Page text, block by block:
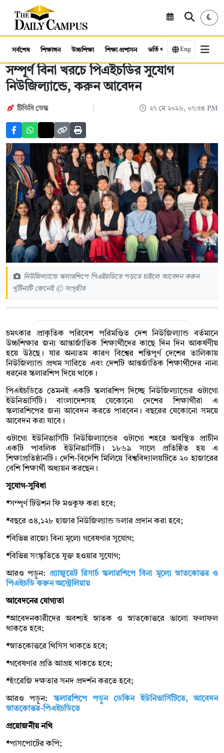
সর্বশেষ শিক্ষাঙ্গন উচ্চশিক্ষা শিক্ষা প্রশাসন ভর্তি পরীক্ষা কর্মসংস্থান
Eng
সম্পূর্ণ বিনা খরচে পিএইচডির সুযোগ
নিউজিল্যান্ডে, করুন আবেদন
টিডিসি ডেস্ক ২৭ মে ২০২৬, ০৭:৫৪ PM
নিউজিল্যান্ডে স্কলারশিপে পিএইচডিতে পড়তে চাইলে আবেদন করুন
খুঁটিনাটি জেনেই © সংগৃহীত
চমৎকার প্রাকৃতিক পরিবেশ পরিমণ্ডিত দেশ নিউজিল্যান্ড বর্তমানে
উচ্চশিক্ষার জন্য আন্তার্জাতিক শিক্ষার্থীদের কাছে দিন দিন আকর্ষণীয়
হয়ে উঠছে। যার অন্যতম কারণ বিশ্বের শন্তিপূর্ণ দেশের তালিকায়
নিউজিল্যান্ড প্রথম সারিতে এবং দেশটি আন্তর্জাতিক শিক্ষার্থীদের নানা
ধরনের স্কলারশিপ দিয়ে থাকে।
পিএইচডিতে তেমনই একটি স্কলারশিপ দিচ্ছে নিউজিল্যান্ডের ওটাগো
ইউনিভার্সিটি। বাংলাদেশসহ যেকোনো দেশের শিক্ষার্থীরা এ
স্কলারশিপের জন্য আবেদন করতে পারবেন। বছরের যেকোনো সময়ে
আবেদন করা যাবে।
ওটাগো ইউনিভার্সিটি নিউজিল্যান্ডের ওটাগো শহরে অবস্থিত প্রাচীন
একটি পাবলিক ইউনিভার্সিটি। ১৮৬৯ সালে প্রতিষ্ঠিত হয় এ
শিক্ষাপ্রতিষ্ঠানটি। দেশি-বিদেশি মিলিয়ে বিশ্ববিদ্যালয়টিতে ২০ হাজারের
বেশি শিক্ষার্থী অধ্যয়ন করছেন।
সুযোগ-সুবিধা
*সম্পূর্ণ টিউশন ফি মওকুফ করা হবে;
*বছরে ৩৪,১২৮ হাজার নিউজিল্যান্ড ডলার প্রদান করা হবে;
*বিভিন্ন রাজ্যে বিনা মূল্যে গবেষণার সুযোগ;
*বিভিন্ন সংস্কৃতিতে যুক্ত হওয়ার সুযোগ;
আরও পড়ুন: গ্র্যাজুয়েট রিসার্চ স্কলারশিপে বিনা মূল্যে স্নাতকোত্তর ও
পিএইচডি করুন অস্ট্রেলিয়ায়
আবেদনের যোগ্যতা
*আবেদনকারীদের অবশ্যই স্নাতক ও স্নাতকোত্তরে ভালো ফলাফল
থাকতে হবে;
*স্নাতকোত্তরে থিসিস থাকতে হবে;
*গবেষণার প্রতি আগ্রহ থাকতে হবে;
*ইংরেজি দক্ষতার সনদ প্রদর্শন করতে হবে;
আরও পড়ুন:স্কলারশিপে পড়ুন ডেকিন ইউনিভার্সিটিতে, আবেদন
স্নাতকোত্তর-পিএইচডিতে
প্রয়োজনীয় নথি
*পাসপোর্টের কপি;